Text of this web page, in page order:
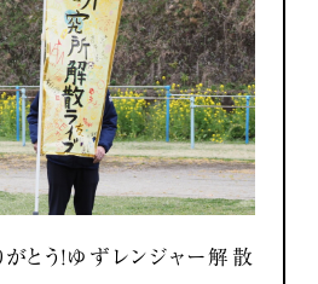
とう！ゆずレンジャー解散